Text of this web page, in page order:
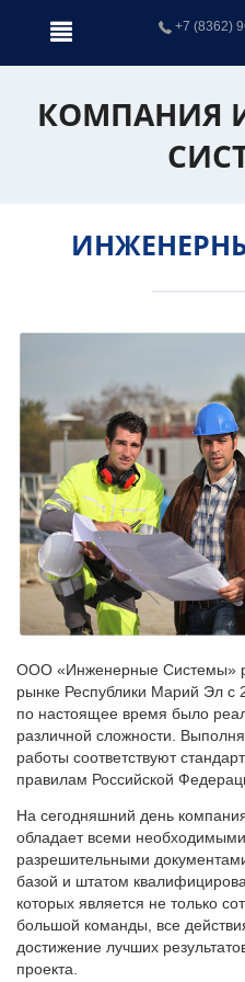
+7 (8362)
КОМПАНИЯ
ООО «Инженерные Системы»
рынке Республики Марий Эл с
по настоящее время было
различной сложности.
работы соответствуют
правилам Российской
На сегодняшний день
обладает всеми
разрешительными
базой и штатом
которых является не только
большой команды, все
достижение лучших
проекта.